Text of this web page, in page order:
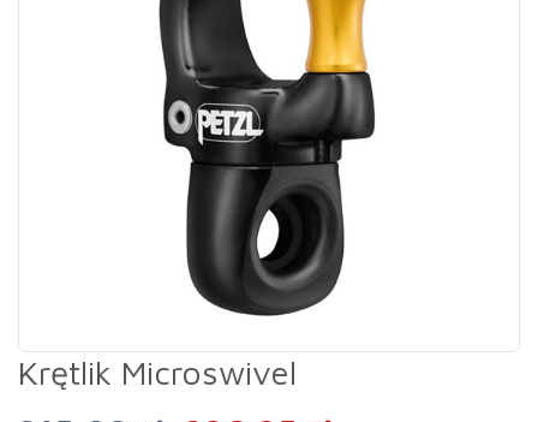
Krętlik Microswivel